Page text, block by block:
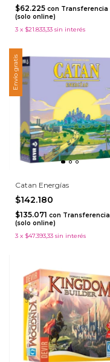
$62.225 con Transferencia
(solo online)
3 x $21.833,33 sin interés
Envío gratis
Catan Energías
$142.180
$135.071 con Transferencia
(solo online)
3 x $47.393,33 sin interés